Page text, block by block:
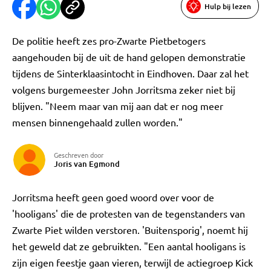
Hulp bij lezen
De politie heeft zes pro-Zwarte Pietbetogers
aangehouden bij de uit de hand gelopen demonstratie
tijdens de Sinterklaasintocht in Eindhoven. Daar zal het
volgens burgemeester John Jorritsma zeker niet bij
blijven. "Neem maar van mij aan dat er nog meer
mensen binnengehaald zullen worden."
Geschreven door
Joris van Egmond
Jorritsma heeft geen goed woord over voor de
'hooligans' die de protesten van de tegenstanders van
Zwarte Piet wilden verstoren. 'Buitensporig', noemt hij
het geweld dat ze gebruikten. "Een aantal hooligans is
zijn eigen feestje gaan vieren, terwijl de actiegroep Kick